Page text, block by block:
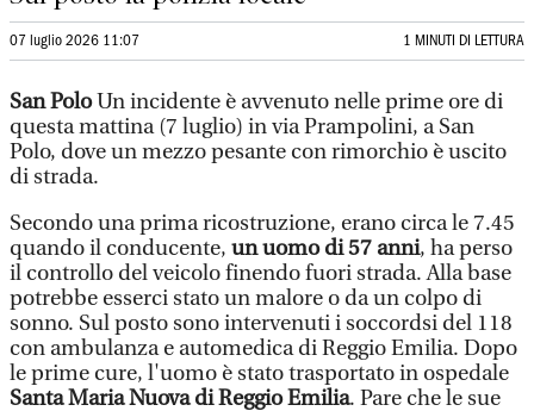
07 luglio 2026 11:07 1 MINUTI DI LETTURA
San PoloUn incidente è avvenuto nelle prime ore di
questa mattina (7 luglio) in via Prampolini, a San
Polo, dove un mezzo pesante con rimorchio è uscito
di strada.
Secondo una prima ricostruzione, erano circa le 7.45
quando il conducente, un uomo di 57 anni, ha perso
il controllo del veicolo finendo fuori strada. Alla base
potrebbe esserci stato un malore o da un colpo di
sonno. Sul posto sono intervenuti i soccordsi del 118
con ambulanza e automedica di Reggio Emilia. Dopo
le prime cure, l'uomo è stato trasportato in ospedale
Santa Maria Nuova di Reggio Emilia. Pare che le sue